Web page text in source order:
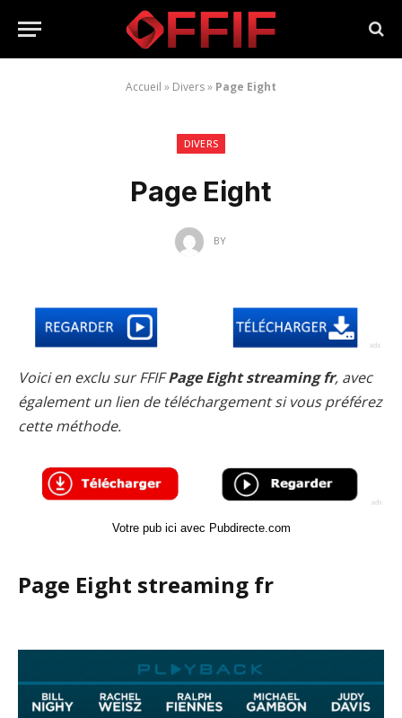
Accueil » Divers» Page Eight
DIVERS
Page Eight
BY
Voici en exclu sur FFIFPage Eight streaming fr, avec
également un lien de téléchargement si vous préférez
cette méthode.
Votre pub ici avec Pubdirecte.com
Page Eight streaming fr